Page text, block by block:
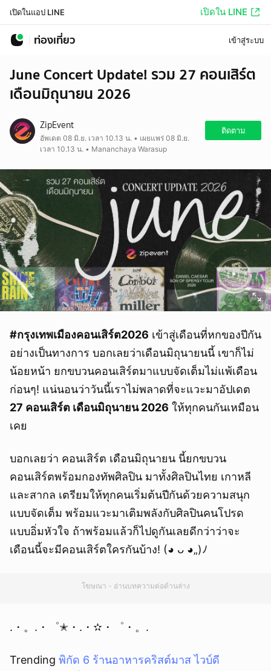
เปิดในแอป LINE เปิดใน LINE
ท่องเที่ยว เข้าสู่ระบบ
June Concert Update! รวม 27 คอนเสิร์ต
เดือนมิถุนายน 2026
ZipEvent
อัพเดต 08 มิ.ย. เวลา 10.13 น. • เผยแพร่ 08 มิ.ย.
เวลา 10.13 น. • Mananchaya Warasup
ติดตาม
#กรุงเทพเมืองคอนเสิร์ต2026 เข้าสู่เดือนที่หกของปีกัน
อย่างเป็นทางการ บอกเลยว่าเดือนมิถุนายนนี้ เขาก็ไม่
น้อยหน้า ยกขบวนคอนเสิร์ตมาแบบจัดเต็มไม่แพ้เดือน
ก่อนๆ! แน่นอนว่าวันนี้เราไม่พลาดที่จะแวะมาอัปเดต
27 คอนเสิร์ต เดือนมิถุนายน 2026 ให้ทุกคนกันเหมือน
เคย
บอกเลยว่า คอนเสิร์ต เดือนมิถุนายน นี้ยกขบวน
คอนเสิร์ตพร้อมกองทัพศิลปิน มาทั้งศิลปินไทย เกาหลี
และสากล เตรียมให้ทุกคนเริ่มต้นปีกันด้วยความสนุก
แบบจัดเต็ม พร้อมแวะมาเติมพลังกับศิลปินคนโปรด
แบบอิ่มหัวใจ ถ้าพร้อมแล้วก็ไปดูกันเลยดีกว่าว่าจะ
เดือนนี้จะมีคอนเสิร์ตใครกันบ้าง! (◕ ᴗ ◕„)ﾉ
โฆษณา - อ่านบทความต่อด้านล่าง
.・。.・゜✭・.・✫・゜・。.
Trending พิกัด 6 ร้านอาหารคริสต์มาส ไวบ์ดี